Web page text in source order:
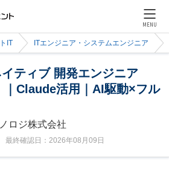
MENU
IT ITエンジニア・システムエンジニア
ティブ 開発エンジニア
｜Claude活用｜AI駆動×フル
ロジ株式会社
終確認日：2026年08月09日